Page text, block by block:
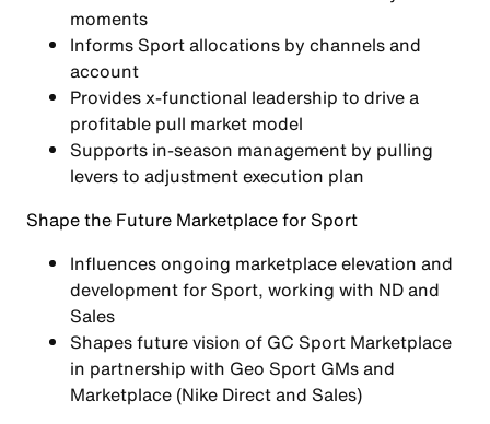
moments
Informs Sport allocations by channels and
account
Provides x-functional leadership to drive a
profitable pull market model
Supports in-season management by pulling
levers to adjustment execution plan
Shape the Future Marketplace for Sport
Influences ongoing marketplace elevation and
development for Sport, working with ND and
Sales
Shapes future vision of GC Sport Marketplace
in partnership with Geo Sport GMs and
Marketplace (Nike Direct and Sales)